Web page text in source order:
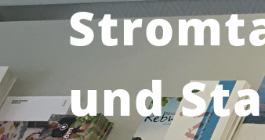
und